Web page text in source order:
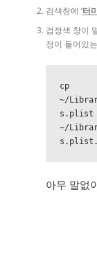
검색창에 ‘터
검정색 창이
정이 들어있
cp
~/
s.plist
~/
아무 말없